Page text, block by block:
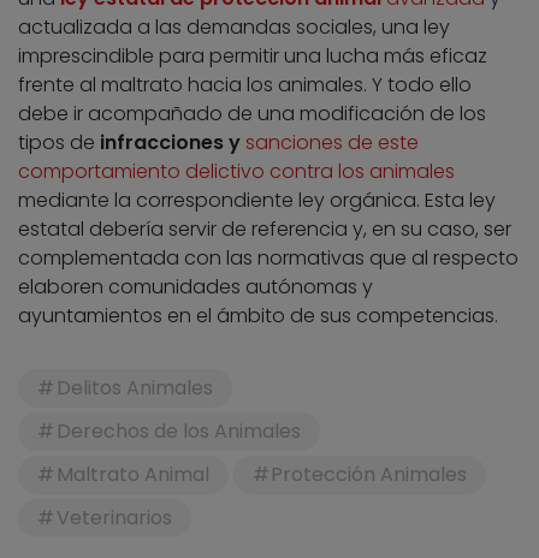
actualizada a las demandas sociales, una ley
imprescindible para permitir una lucha más eficaz
frente al maltrato hacia los animales. Y todo ello
debe ir acompañado de una modificación de los
tipos de infracciones y sanciones de este
comportamiento delictivo contra los animales
mediante la correspondiente ley orgánica. Esta ley
estatal debería servir de referencia y, en su caso, ser
complementada con las normativas que al respecto
elaboren comunidades autónomas y
ayuntamientos en el ámbito de sus competencias.
Delitos Animales
Derechos de los Animales
Maltrato Animal
Protección Animales
Veterinarios